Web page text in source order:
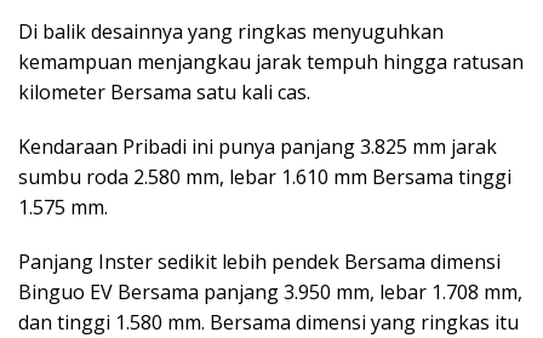
Di balik desainnya yang ringkas menyuguhkan
kemampuan menjangkau jarak tempuh hingga ratusan
kilometer Bersama satu kali cas.
Kendaraan Pribadi ini punya panjang 3.825 mm jarak
sumbu roda 2.580 mm, lebar 1.610 mm Bersama tinggi
1.575 mm.
Panjang Inster sedikit lebih pendek Bersama dimensi
Binguo EV Bersama panjang 3.950 mm, lebar 1.708 mm,
dan tinggi 1.580 mm. Bersama dimensi yang ringkas itu